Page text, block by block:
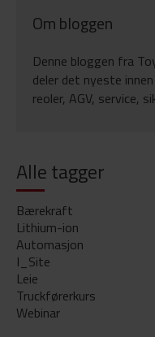
Om bloggen
Denne bloggen fra
deler det nyeste
reoler, AGV, service,
Alle tagger
Bærekraft
Lithium-ion
Automasjon
I_Site
Leie
Truckførerkurs
Webinar